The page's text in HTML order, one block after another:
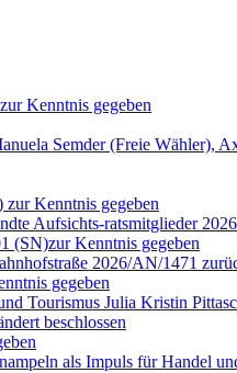
Kenntnis gegeben
Semder (Freie Wähler),
Kenntnis gegeben
Aufsichts-ratsmitglieder
(SN)zur Kenntnis gegeben
2026/AN/1471
gegeben
Tourismus Julia Kristin
beschlossen
als Impuls für Handel